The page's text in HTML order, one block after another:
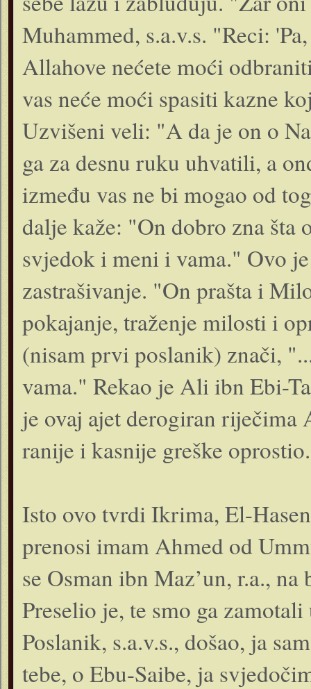
Muhammed, s.a.v.s. "Reci:
Allahove nećete moći
vas neće moći spasiti kazne
Uzvišeni veli: "A da je on o
ga za desnu ruku uhvatili, a
između vas ne bi mogao od
dalje kaže: "On dobro zna šta
svjedok i meni i vama." Ovo
zastrašivanje. "On prašta i
pokajanje, traženje milosti i
(nisam prvi poslanik) znači,
vama." Rekao je Ali ibn Ebi-
je ovaj ajet derogiran
ranije i kasnije greške
Isto ovo tvrdi Ikrima, El-
prenosi imam Ahmed od
se Osman ibn Maz’un, r.a.,
Preselio je, te smo ga
Poslanik, s.a.v.s., došao, ja
tebe, o Ebu-Saibe, ja